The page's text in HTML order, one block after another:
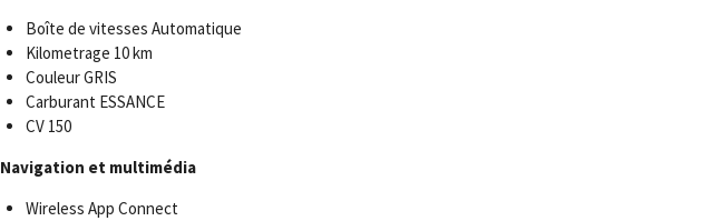
Boîte de vitesses Automatique
Kilometrage 10 km
Couleur GRIS
Carburant ESSANCE
CV 150
Navigation et multimédia
Wireless App Connect